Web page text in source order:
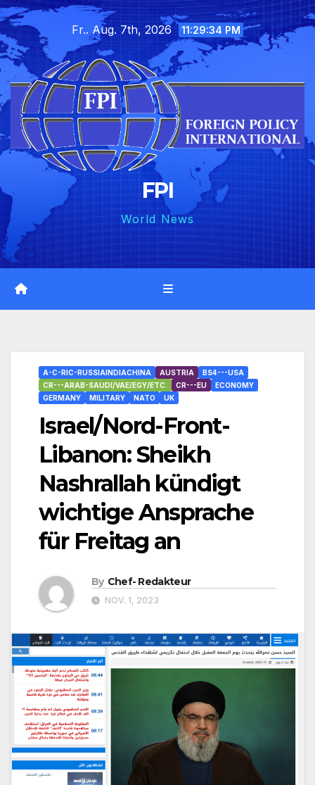
Skip
to
content
Fr.. Aug. 7th, 2026 11:29:35 PM
FPI
World News
A-C-RIC-RUSSIAINDIACHINA AUSTRIA
BS4---USA
CR---ARAB-SAUDI/VAE/EGY/ETC.
CR---EU
ECONOMY
GERMANY
MILITARY NATO UK
Israel/Nord-Front-
Libanon: Sheikh
Nashrallah kündigt
wichtige Ansprache
für Freitag an
By Chef- Redakteur
NOV. 1, 2023